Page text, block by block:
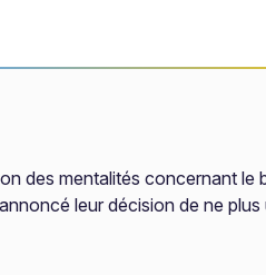
des mentalités concernant le
leur décision de ne plus